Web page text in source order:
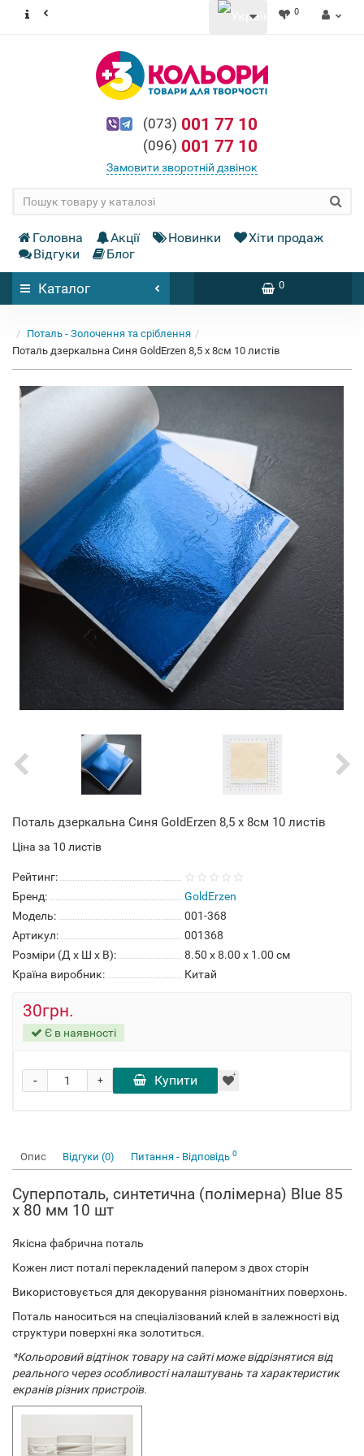
0
(073) 001 77 10
(096) 001 77 10
Замовити зворотній дзвінок
Головна Акції Новинки
Хіти продаж
Відгуки
Блог
Каталог 0
Поталь - Золочення та сріблення
Поталь дзеркальна Синя GoldErzen 8,5 x 8см 10 листів
Поталь дзеркальна Синя GoldErzen 8,5 x 8см 10 листів
Ціна за 10 листів
Рейтинг:
Бренд:
GoldErzen
Модель:
001-368
Артикул:
001368
Розміри (Д x Ш x В):
8.50 x 8.00 x 1.00 см
Країна виробник:
Китай
30грн.
Є в наявності
+
- Купити
Опис Відгуки (0) Питання - Відповідь 0
Суперпоталь, синтетична (полімерна) Blue 85
x 80 мм 10 шт
Якісна фабрична поталь
Кожен лист поталі перекладений папером з двох сторін
Використовується для декорування різноманітних поверхонь.
Поталь наноситься на спеціалізований клей в залежності від
структури поверхні яка золотиться.
*Кольоровий відтінок товару на сайті може відрізнятися від
реального через особливості налаштувань та характеристик
екранів різних пристроїв.